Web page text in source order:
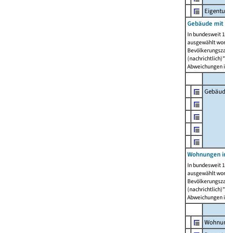
Gebäude
In bundesweit
ausgewählt
Abweichungen
Wohnungen
In bundesweit
ausgewählt
Abweichungen